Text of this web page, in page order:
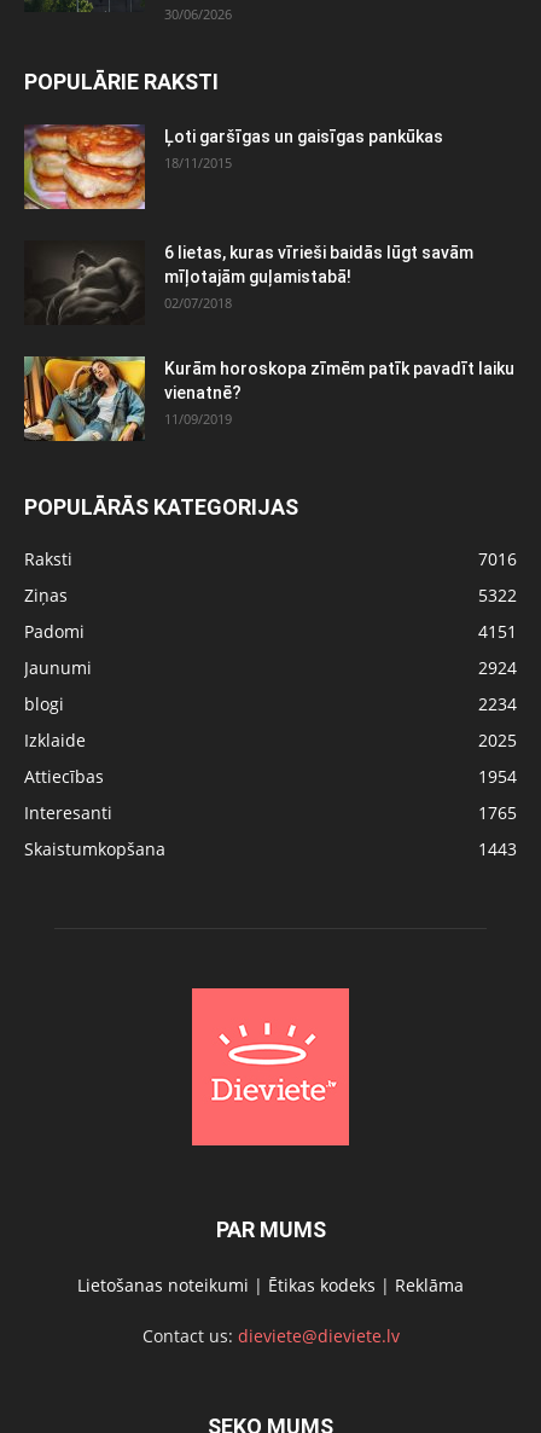
30/06/2026
POPULĀRIE RAKSTI
Ļoti garšīgas un gaisīgas pankūkas
18/11/2015
6 lietas, kuras vīrieši baidās lūgt savām
mīļotajām guļamistabā!
02/07/2018
Kurām horoskopa zīmēm patīk pavadīt laiku
vienatnē?
11/09/2019
POPULĀRĀS KATEGORIJAS
Raksti
7016
Ziņas
5322
Padomi
4151
Jaunumi
2924
blogi
2234
Izklaide
2025
Attiecības
1954
Interesanti
1765
Skaistumkopšana
1443
PAR MUMS
Lietošanas noteikumi | Ētikas kodeks | Reklāma
Contact us: dieviete@dieviete.lv
SEKO MUMS